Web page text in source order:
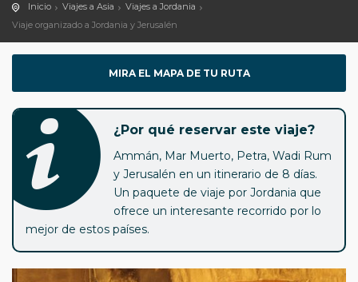
Inicio Viajes a Asia
Viajes a Jordania
Viaje organizado a Jordania y Jerusalén
MIRA EL MAPA DE TU RUTA
¿Por qué reservar este viaje?
Ammán, Mar Muerto, Petra, Wadi Rum
y Jerusalén en un itinerario de 8 días.
Un paquete de viaje por Jordania que
ofrece un interesante recorrido por lo
mejor de estos países.